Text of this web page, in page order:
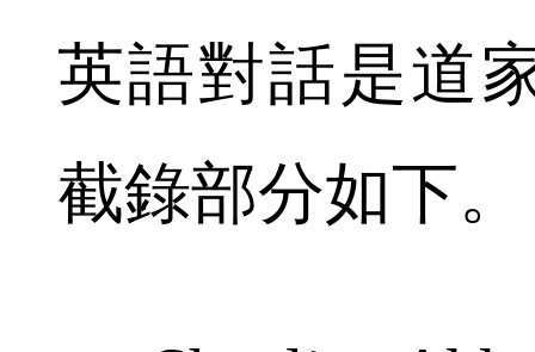
英語對話是道
截錄部分如下。